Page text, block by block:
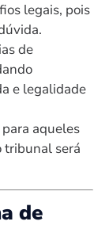
legais, pois
de
e legalidade
aqueles
tribunal será
de